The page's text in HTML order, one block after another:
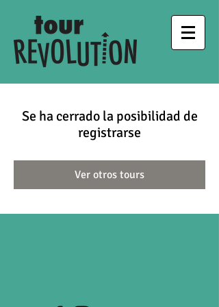
Se ha cerrado la posibilidad de
registrarse
Ver otros tours